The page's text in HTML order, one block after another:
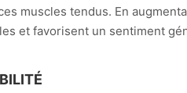
muscles tendus. En
et favorisent un sentiment